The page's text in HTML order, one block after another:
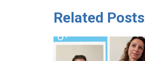
Related Posts